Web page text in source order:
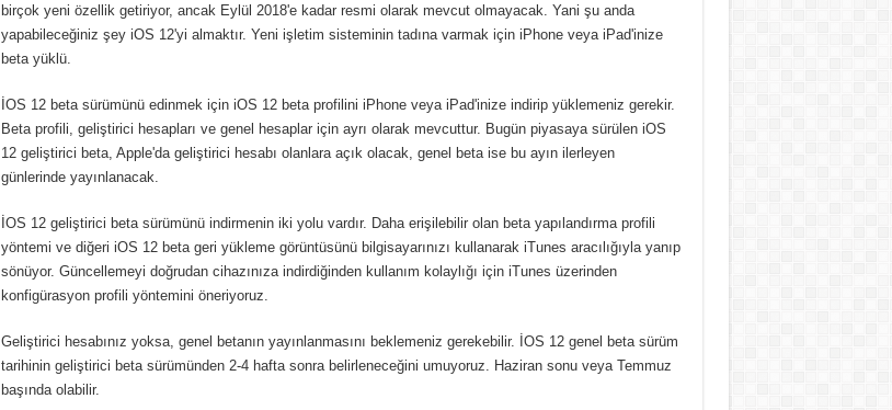
birçok yeni özellik getiriyor, ancak Eylül 2018'e kadar resmi olarak mevcut olmayacak. Yani şu anda
yapabileceğiniz şey iOS 12'yi almaktır. Yeni işletim sisteminin tadına varmak için iPhone veya iPad'inize
beta yüklü.
İOS 12 beta sürümünü edinmek için iOS 12 beta profilini iPhone veya iPad'inize indirip yüklemeniz gerekir.
Beta profili, geliştirici hesapları ve genel hesaplar için ayrı olarak mevcuttur. Bugün piyasaya sürülen iOS
12 geliştirici beta, Apple'da geliştirici hesabı olanlara açık olacak, genel beta ise bu ayın ilerleyen
günlerinde yayınlanacak.
İOS 12 geliştirici beta sürümünü indirmenin iki yolu vardır. Daha erişilebilir olan beta yapılandırma profili
yöntemi ve diğeri iOS 12 beta geri yükleme görüntüsünü bilgisayarınızı kullanarak iTunes aracılığıyla yanıp
sönüyor. Güncellemeyi doğrudan cihazınıza indirdiğinden kullanım kolaylığı için iTunes üzerinden
konfigürasyon profili yöntemini öneriyoruz.
Geliştirici hesabınız yoksa, genel betanın yayınlanmasını beklemeniz gerekebilir. İOS 12 genel beta sürüm
tarihinin geliştirici beta sürümünden 2-4 hafta sonra belirleneceğini umuyoruz. Haziran sonu veya Temmuz
başında olabilir.